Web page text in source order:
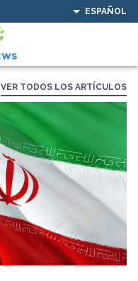
ESPAÑOL
VER TODOS LOS ARTÍCULOS